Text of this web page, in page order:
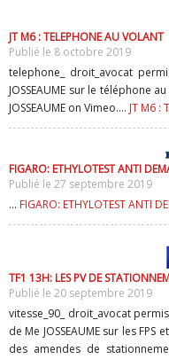
JT M6 : TELEPHONE AU VOLANT
Publié le 8 octobre 2019
telephone_ droit_avocat
JOSSEAUME sur le téléphone
JOSSEAUME on Vimeo.... JT M6 :
FIGARO: ETHYLOTEST ANTI
Publié le 27 septembre 2019
... FIGARO: ETHYLOTEST ANTI
TF1 13H: LES PV DE
Publié le 20 septembre 2019
vitesse_90_ droit_avocat permis
de Me JOSSEAUME sur les
des amendes de